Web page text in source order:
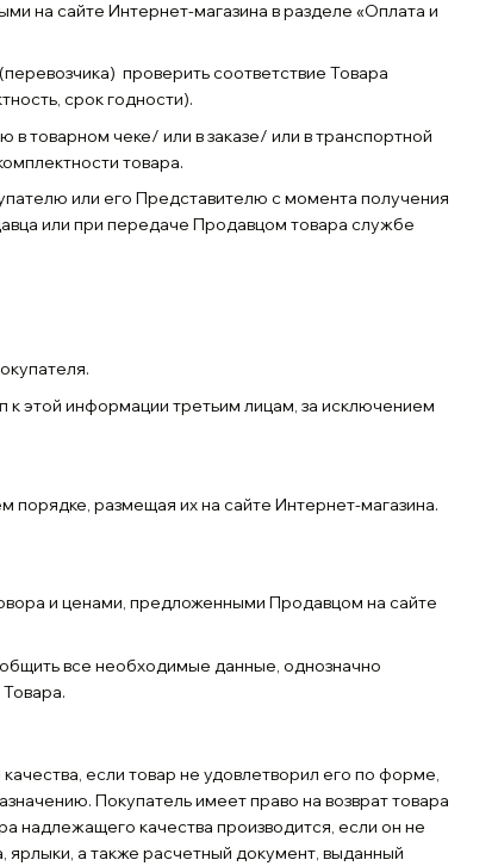
на сайте Интернет-магазина в разделе «Оплата и
проверить соответствие Товара
срок годности).
товарном чеке/ или в заказе/ или в транспортной
товара.
или его Представителю с момента получения
или при передаче Продавцом товара службе
этой информации третьим лицам, за исключением
порядке, размещая их на сайте Интернет-магазина.
и ценами, предложенными Продавцом на сайте
все необходимые данные, однозначно
если товар не удовлетворил его по форме,
Покупатель имеет право на возврат товара
надлежащего качества производится, если он не
ярлыки, а также расчетный документ, выданный